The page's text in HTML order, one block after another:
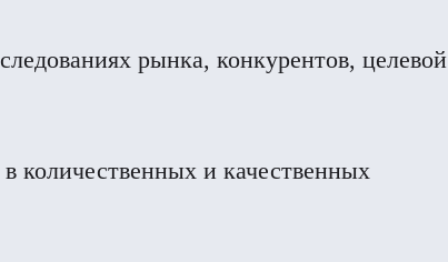
рынка, конкурентов, целевой
и качественных